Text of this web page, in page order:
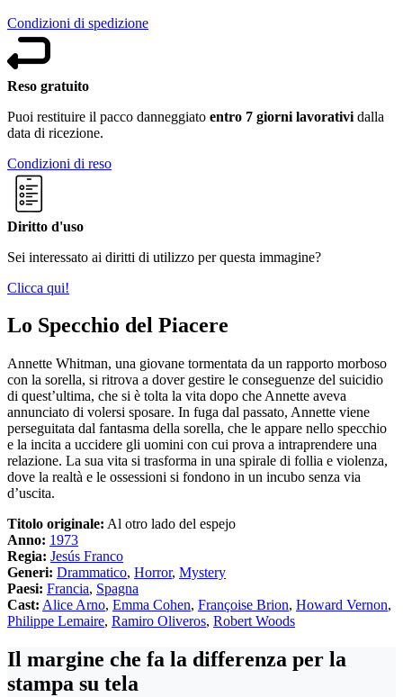
Condizioni di spedizione
Reso gratuito
Puoi restituire il pacco danneggiato entro 7 giorni lavorativi dalla
data di ricezione.
Condizioni di reso
Diritto d'uso
Sei interessato ai diritti di utilizzo per questa immagine?
Clicca qui!
Lo Specchio del Piacere
Annette Whitman, una giovane tormentata da un rapporto morboso
con la sorella, si ritrova a dover gestire le conseguenze del suicidio
di quest’ultima, che si è tolta la vita dopo che Annette aveva
annunciato di volersi sposare. In fuga dal passato, Annette viene
perseguitata dal fantasma della sorella, che le appare nello specchio
e la incita a uccidere gli uomini con cui prova a intraprendere una
relazione. La sua vita si trasforma in una spirale di follia e violenza,
dove la realtà e le ossessioni si fondono in un incubo senza via
d’uscita.
Titolo originale: Al otro lado del espejo
Anno: 1973
Regia: Jesús Franco
Generi: Drammatico, Horror, Mystery
Paesi: Francia, Spagna
Cast: Alice Arno, Emma Cohen, Françoise Brion, Howard Vernon,
Philippe Lemaire, Ramiro Oliveros, Robert Woods
Il margine che fa la differenza per la
stampa su tela